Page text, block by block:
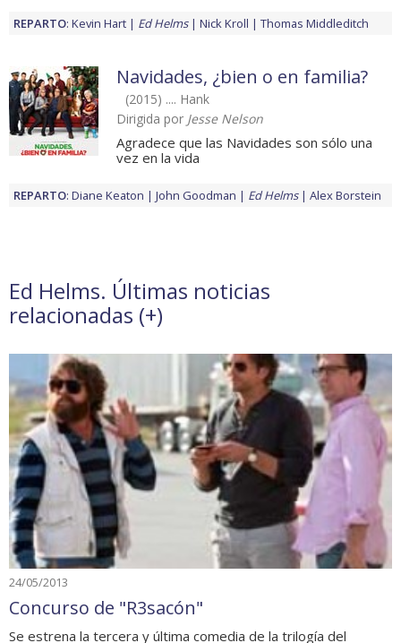
REPARTO: Kevin Hart Ed Helms Nick Kroll Thomas Middleditch
Navidades, ¿bien o en familia?
(2015) .... Hank
Dirigida por Jesse Nelson
Agradece que las Navidades son sólo una
vez en la vida
REPARTO: Diane Keaton John Goodman Ed Helms Alex Borstein
Ed Helms. Últimas noticias
relacionadas (+)
24/05/2013
Concurso de "R3sacón"
Se estrena la tercera y última comedia de la trilogía del